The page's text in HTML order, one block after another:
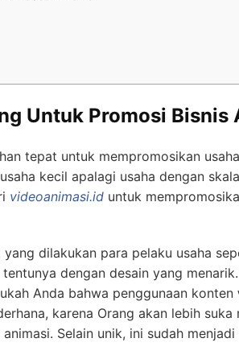
Untuk Promosi Bisnis
tepat untuk mempromosikan
kecil apalagi usaha dengan
videoanimasi.id untuk
dilakukan para pelaku usaha
dengan desain yang
Anda bahwa penggunaan konten
karena Orang akan lebih
Selain unik, ini sudah